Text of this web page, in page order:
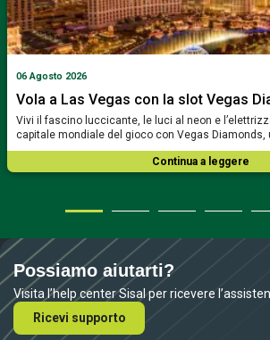
06 Agosto 2026
Vola a Las Vegas con la slot Vegas
Vivi il fascino luccicante, le luci al neon e
capitale mondiale del gioco con Vegas Diamonds,
Continua a leggere
Possiamo aiutarti?
Visita l’help center Sisal per ricevere
Ricevi supporto